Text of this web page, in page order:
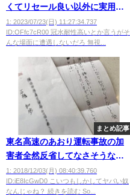
くてリセール良い以外に実用的
なメリットなくね？
1: 2023/07/23(日) 11:27:34.737
ID:OFfc7cR00 冠水耐性高いとか言うがそ
んな場面に遭遇しないだろ 無視...
まとめ記事
東名高速のあおり運転事故の加
害者全然反省してなさそうな態
度でワロタ
wwwwwwwwwwwwww
1: 2018/12/03(月) 08:40:39.760
ID:iE8IcGwD0 こいつもしかしてヤバい奴
なんじゃね？ 続きを読む So...